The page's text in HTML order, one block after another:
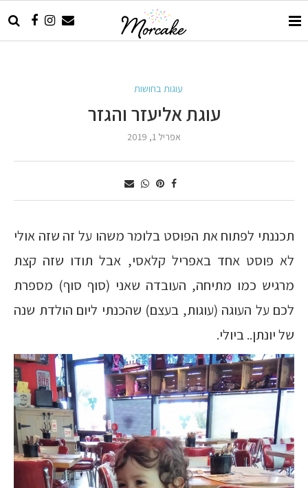
עוגות בחושות
עוגת אליעזר והגזר
אפריל 1, 2019
תכננתי לפתוח את הפוסט בלומר משהו על זה שזה אולי
לא פוסט אחד באפריל קלאסי, אבל תודו שזה קצת
מרגיש כמו מתיחה, העובדה שאני (סוף סוף) מספרת
לכם על העוגה (עוגות, בעצם) שהכנתי ליום הולדת שנה
של יונתן.. ביולי.